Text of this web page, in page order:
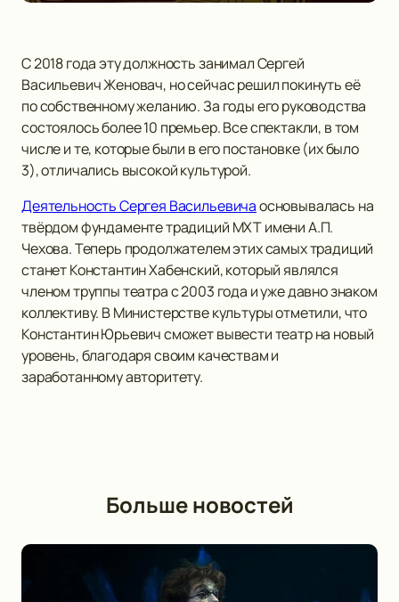
С 2018 года эту должность занимал Сергей
Васильевич Женовач, но сейчас решил покинуть её
по собственному желанию. За годы его руководства
состоялось более 10 премьер. Все спектакли, в том
числе и те, которые были в его постановке (их было
3), отличались высокой культурой.
Деятельность Сергея Васильевичаосновывалась на
твёрдом фундаменте традиций МХТ имени А.П.
Чехова. Теперь продолжателем этих самых традиций
станет Константин Хабенский, который являлся
членом труппы театра с 2003 года и уже давно знаком
коллективу. В Министерстве культуры отметили, что
Константин Юрьевич сможет вывести театр на новый
уровень, благодаря своим качествам и
заработанному авторитету.
Больше новостей